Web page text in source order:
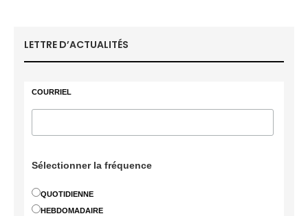
LETTRE D’ACTUALITÉS
COURRIEL
Sélectionner la fréquence
QUOTIDIENNE
HEBDOMADAIRE